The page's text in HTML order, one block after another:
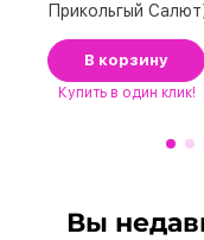
Прикольгый
В корзину
Купить в один клик!
Вы